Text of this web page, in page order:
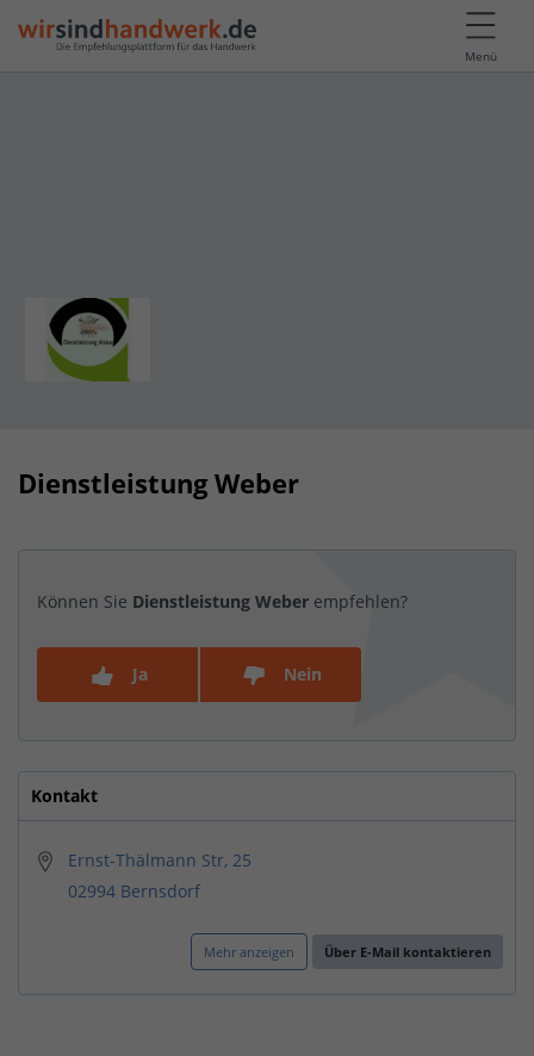
Menü
Dienstleistung Weber
Können Sie Dienstleistung Weber empfehlen?
Ja Nein
Kontakt
Ernst-Thälmann Str, 25
02994 Bernsdorf
Mehr anzeigen Über E-Mail kontaktieren